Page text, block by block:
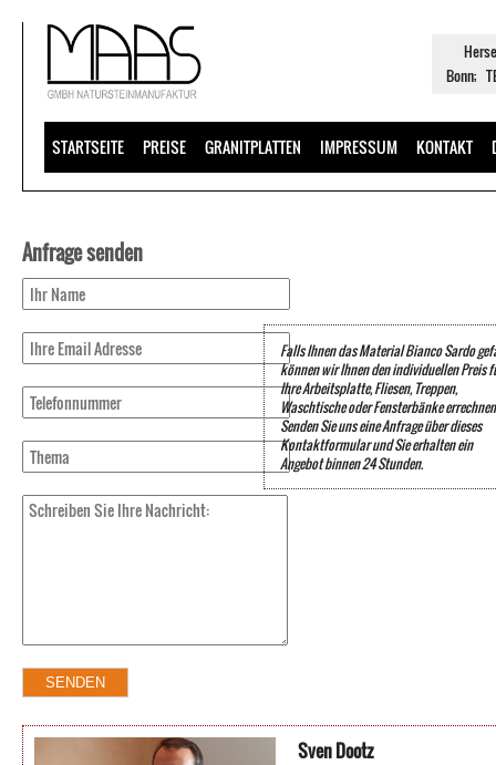
Bonn;
STARTSEITE PREISE GRANITPLATTEN IMPRESSUM KONTAKT
Anfrage senden
Falls Ihnen das Material Bianco Sardo
können wir Ihnen den individuellen Preis
Ihre Arbeitsplatte, Fliesen, Treppen,
Waschtische oder Fensterbänke
Senden Sie uns eine Anfrage über dieses
Kontaktformular und Sie erhalten ein
Angebot binnen 24 Stunden.
Sven Dootz